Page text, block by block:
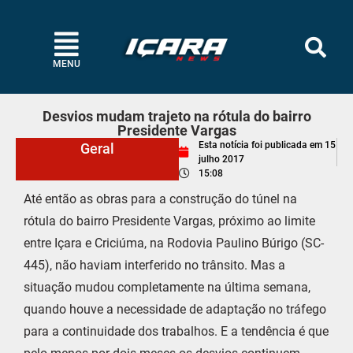
MENU
Desvios mudam trajeto na rótula do bairro
Presidente Vargas
Geral
Esta notícia foi publicada em 15
julho 2017
15:08
Até então as obras para a construção do túnel na
rótula do bairro Presidente Vargas, próximo ao limite
entre Içara e Criciúma, na Rodovia Paulino Búrigo (SC-
445), não haviam interferido no trânsito. Mas a
situação mudou completamente na última semana,
quando houve a necessidade de adaptação no tráfego
para a continuidade dos trabalhos. E a tendência é que